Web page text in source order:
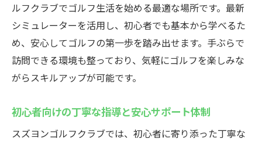
ルフクラブでゴルフ生活を始める最適な場所です。最新
シミュレーターを活用し、初心者でも基本から学べるた
め、安心してゴルフの第一歩を踏み出せます。手ぶらで
訪問できる環境も整っており、気軽にゴルフを楽しみな
がらスキルアップが可能です。
初心者向けの丁寧な指導と安心サポート体制
スズヨンゴルフクラブでは、初心者に寄り添った丁寧な